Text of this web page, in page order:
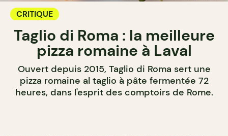
CRITIQUE
Taglio di Roma : la meilleure
pizza romaine à Laval
Ouvert depuis 2015, Taglio di Roma sert une
pizza romaine al taglio à pâte fermentée 72
heures, dans l'esprit des comptoirs de Rome.